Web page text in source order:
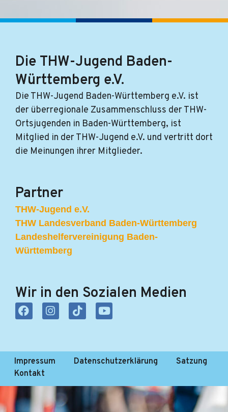
Die THW-Jugend Baden-
Württemberg e.V.
Die THW-Jugend Baden-Württemberg e.V. ist
der überregionale Zusammenschluss der THW-
Ortsjugenden in Baden-Württemberg, ist
Mitglied in der THW-Jugend e.V. und vertritt dort
die Meinungen ihrer Mitglieder.
Partner
THW-Jugend e.V.
THW Landesverband Baden-Württemberg
Landeshelfervereinigung Baden-
Württemberg
Wir in den Sozialen Medien
F
a
b
o
o
I
n
a
g
m
T
i
o
k
Y
o
u
b
Impressum Datenschutzerklärung
Satzung
Kontakt